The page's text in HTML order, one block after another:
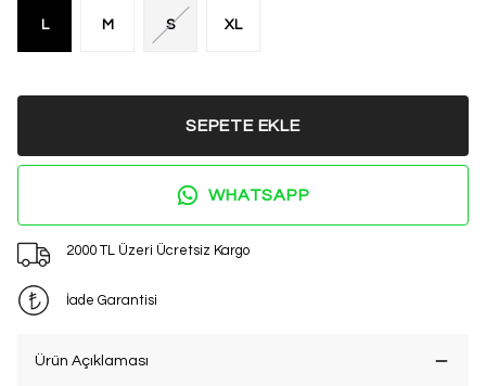
L M S XL
SEPETE EKLE
WHATSAPP
2000 TL Üzeri Ücretsiz Kargo
İade Garantisi
Ürün Açıklaması